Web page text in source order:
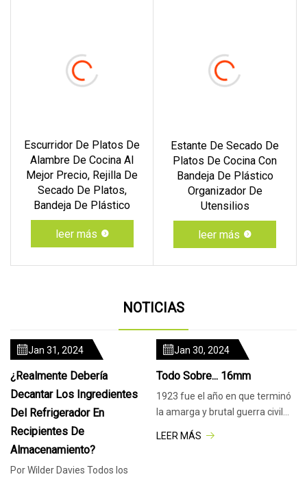
Escurridor De Platos De
Alambre De Cocina Al
Mejor Precio, Rejilla De
Secado De Platos,
Bandeja De Plástico
leer más
Estante De Secado De
Platos De Cocina Con
Bandeja De Plástico
Organizador De
Utensilios
leer más
NOTICIAS
Jan 31, 2024
¿Realmente Debería
Decantar Los Ingredientes
Del Refrigerador En
Recipientes De
Almacenamiento?
Por Wilder Davies Todos los
Jan 30, 2024
Todo Sobre... 16mm
1923 fue el año en que terminó
la amarga y brutal guerra civil
LEER MÁS